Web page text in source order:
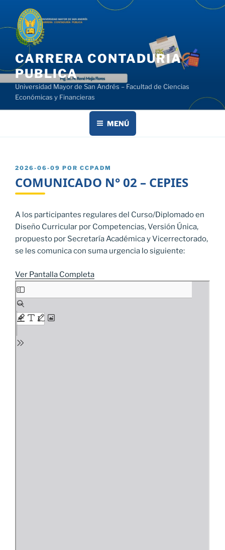
contenido
CARRERA CONTADURIA
PUBLICA
Universidad Mayor de San Andrés – Facultad de Ciencias
Económicas y Financieras
MENÚ
PUBLICADO
2026-06-09 POR CCPADM
COMUNICADO N° 02 – CEPIES
A los participantes regulares del Curso/Diplomado en
Diseño Curricular por Competencias, Versión Única,
propuesto por Secretaría Académica y Vicerrectorado,
se les comunica con suma urgencia lo siguiente:
Ver Pantalla Completa
Saltar
al
contenido
del
PDF